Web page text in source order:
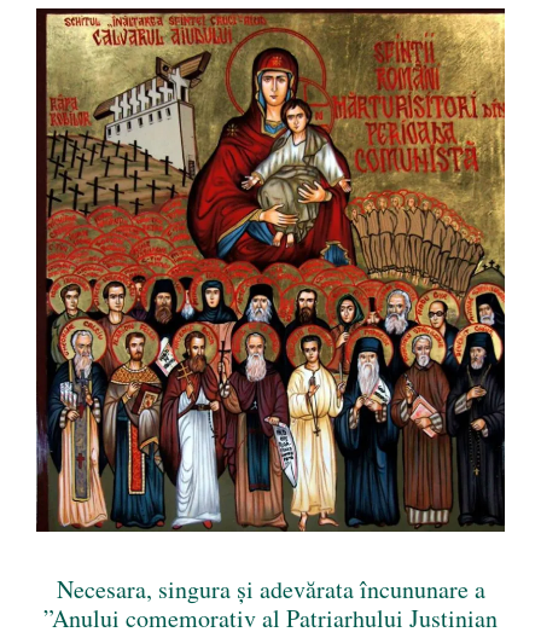
Necesara, singura și adevărata încununare a
”Anului comemorativ al Patriarhului Justinian